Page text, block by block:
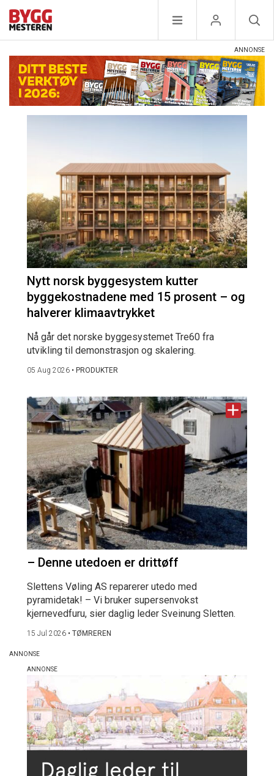
Nytt norsk byggesystem kutter
byggekostnadene med 15 prosent – og
halverer klimaavtrykket
Nå går det norske byggesystemet Tre60 fra
utvikling til demonstrasjon og skalering.
05 Aug 2026 • PRODUKTER
– Denne utedoen er drittøff
Slettens Vøling AS reparerer utedo med
pyramidetak! – Vi bruker supersenvokst
kjernevedfuru, sier daglig leder Sveinung Sletten.
15 Jul 2026 • TØMREREN